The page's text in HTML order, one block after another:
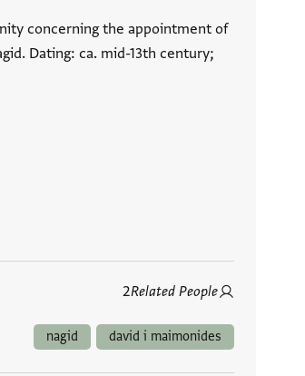
concerning the appointment of
Dating: ca. mid-13th century;
Related People
2
david i maimonides
nagid